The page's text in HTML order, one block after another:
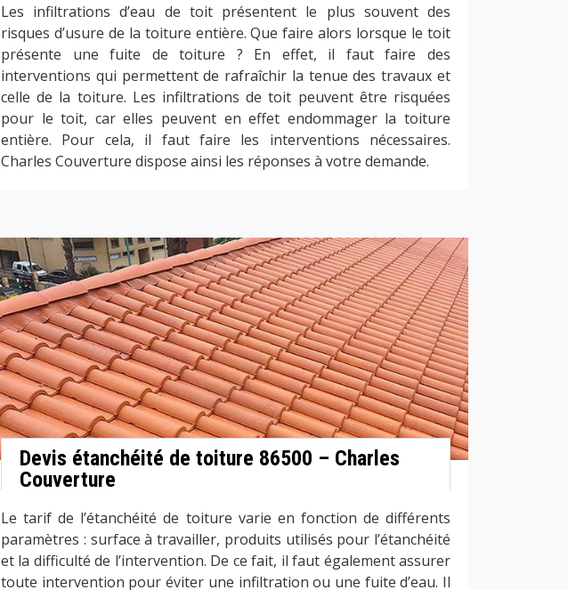
Les infiltrations d’eau de toit présentent le plus souvent des
risques d’usure de la toiture entière. Que faire alors lorsque le toit
présente une fuite de toiture ? En effet, il faut faire des
interventions qui permettent de rafraîchir la tenue des travaux et
celle de la toiture. Les infiltrations de toit peuvent être risquées
pour le toit, car elles peuvent en effet endommager la toiture
entière. Pour cela, il faut faire les interventions nécessaires.
Charles Couverture dispose ainsi les réponses à votre demande.
Devis étanchéité de toiture 86500 – Charles
Couverture
Le tarif de l’étanchéité de toiture varie en fonction de différents
paramètres : surface à travailler, produits utilisés pour l’étanchéité
et la difficulté de l’intervention. De ce fait, il faut également assurer
toute intervention pour éviter une infiltration ou une fuite d’eau. Il